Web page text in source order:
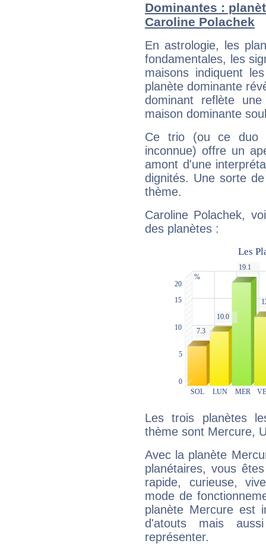
Dominantes :
Caroline Polachek
En astrologie, les
fondamentales, les
maisons indiquent
planète dominante
dominant reflète
maison dominante
Ce trio (ou ce duo
inconnue) offre un
amont d'une
dignités. Une sorte
thème.
Caroline Polachek,
des planètes :
Les trois planètes
thème sont Mercure,
Avec la planète
planétaires, vous
rapide, curieuse,
mode de
planète Mercure est
d'atouts mais
représenter.